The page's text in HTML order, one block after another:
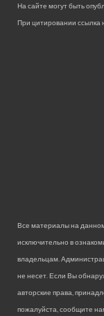
На сайте могут быть
При цитировании ссылка
Все материалы на данном
исключительно в
владельцам.
не несет. Если Вы
авторские права,
пожалуйста, сообщите